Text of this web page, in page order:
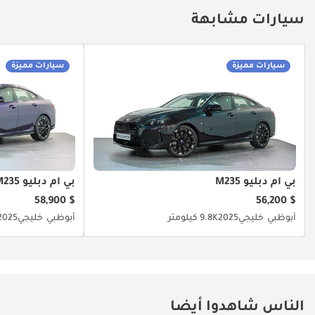
سيارات مشابهة
سيارات مميزة
بي أم دبليو M235
$ 56,200
أبوظبي خليجي20259.8K كيلومتر
سيارات مميزة
بي أم دبليو M235
$ 58,900
أبوظبي خليجي
الناس شاهدوا أيضا